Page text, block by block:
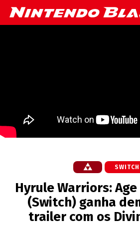
SWITCH
Hyrule Warriors:
(Switch) ganha
trailer com os